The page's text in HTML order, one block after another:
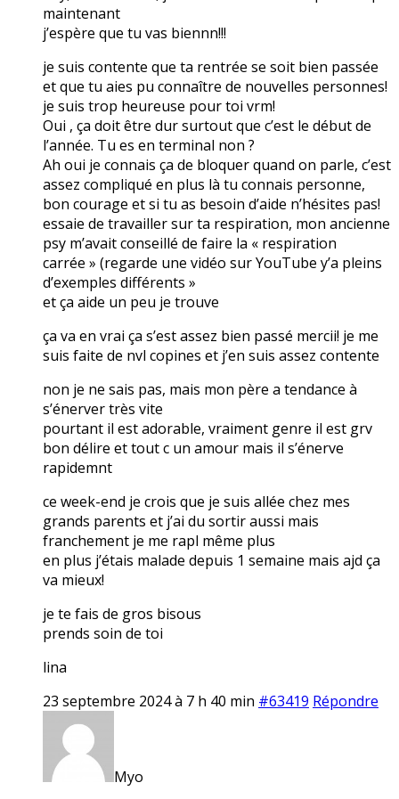
maintenant
j’espère que tu vas biennn!!!
je suis contente que ta rentrée se soit bien passée
et que tu aies pu connaître de nouvelles personnes!
je suis trop heureuse pour toi vrm!
Oui , ça doit être dur surtout que c’est le début de
l’année. Tu es en terminal non ?
Ah oui je connais ça de bloquer quand on parle, c’est
assez compliqué en plus là tu connais personne,
bon courage et si tu as besoin d’aide n’hésites pas!
essaie de travailler sur ta respiration, mon ancienne
psy m’avait conseillé de faire la « respiration
carrée » (regarde une vidéo sur YouTube y’a pleins
d’exemples différents »
et ça aide un peu je trouve
ça va en vrai ça s’est assez bien passé mercii! je me
suis faite de nvl copines et j’en suis assez contente
non je ne sais pas, mais mon père a tendance à
s’énerver très vite
pourtant il est adorable, vraiment genre il est grv
bon délire et tout c un amour mais il s’énerve
rapidemnt
ce week-end je crois que je suis allée chez mes
grands parents et j’ai du sortir aussi mais
franchement je me rapl même plus
en plus j’étais malade depuis 1 semaine mais ajd ça
va mieux!
je te fais de gros bisous
prends soin de toi
lina
23 septembre 2024 à 7 h 40 min #63419 Répondre
Myo